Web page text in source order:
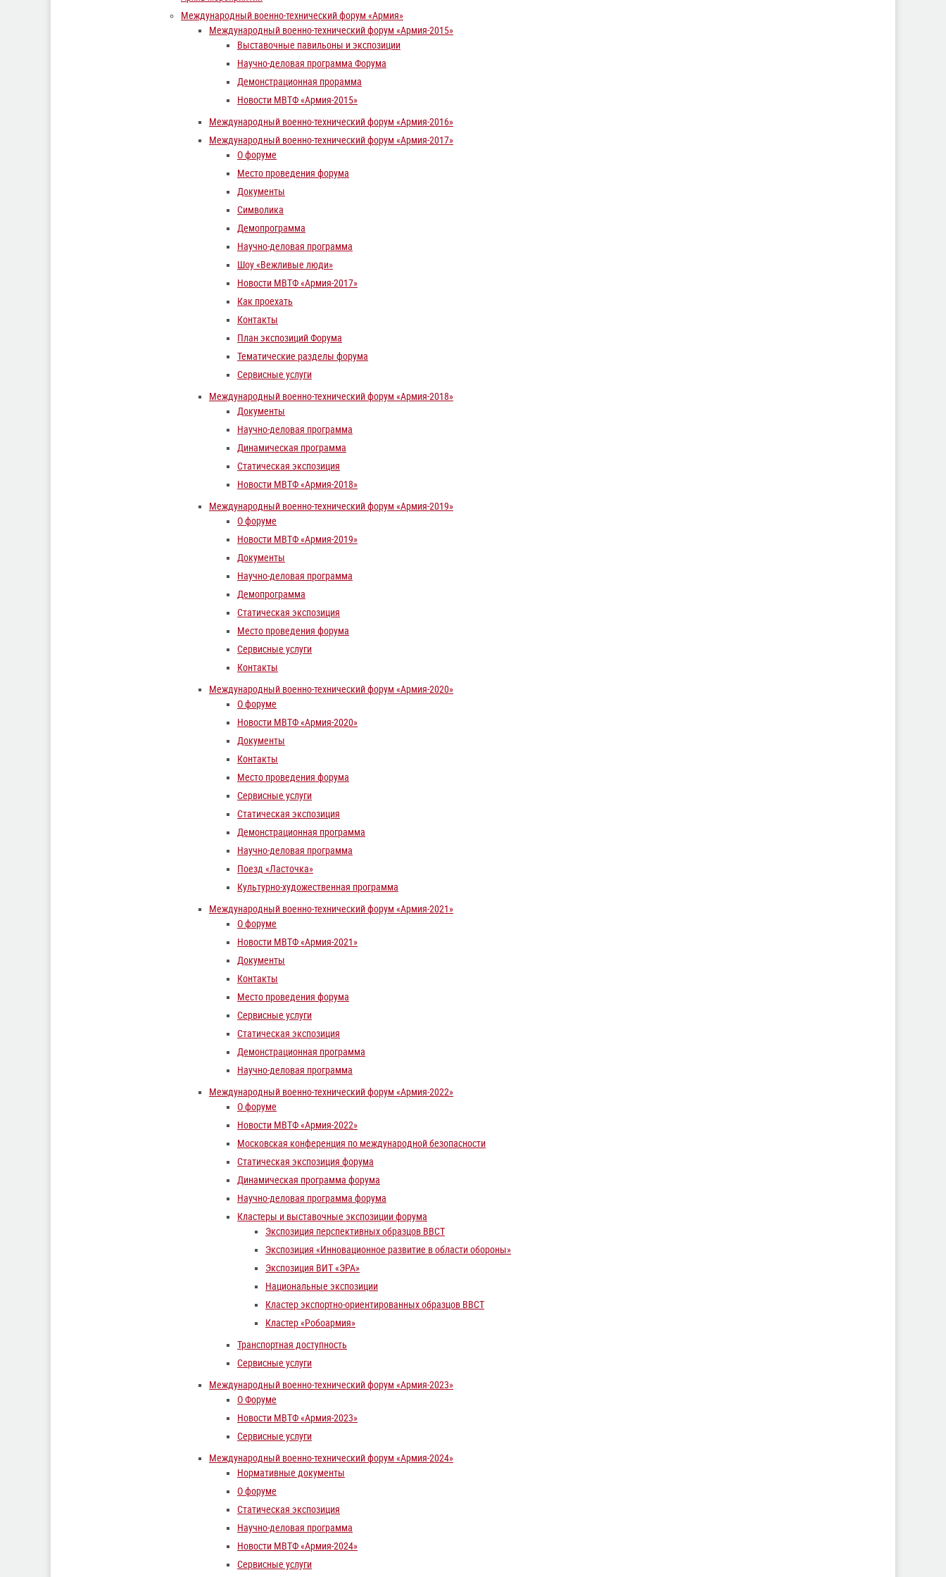
Международный военно-технический форум «Армия»
Международный военно-технический форум «Армия-2015»
Выставочные павильоны и экспозиции
Научно-деловая программа Форума
Демонстрационная прорамма
Новости МВТФ «Армия-2015»
Международный военно-технический форум «Армия-2016»
Международный военно-технический форум «Армия-2017»
О форуме
Место проведения форума
Документы
Символика
Демопрограмма
Научно-деловая программа
Шоу «Вежливые люди»
Новости МВТФ «Армия-2017»
Как проехать
Контакты
План экспозиций Форума
Тематические разделы форума
Сервисные услуги
Международный военно-технический форум «Армия-2018»
Документы
Научно-деловая программа
Динамическая программа
Статическая экспозиция
Новости МВТФ «Армия-2018»
Международный военно-технический форум «Армия-2019»
О форуме
Новости МВТФ «Армия-2019»
Документы
Научно-деловая программа
Демопрограмма
Статическая экспозиция
Место проведения форума
Сервисные услуги
Контакты
Международный военно-технический форум «Армия-2020»
О форуме
Новости МВТФ «Армия-2020»
Документы
Контакты
Место проведения форума
Сервисные услуги
Статическая экспозиция
Демонстрационная программа
Научно-деловая программа
Поезд «Ласточка»
Культурно-художественная программа
Международный военно-технический форум «Армия-2021»
О форуме
Новости МВТФ «Армия-2021»
Документы
Контакты
Место проведения форума
Сервисные услуги
Статическая экспозиция
Демонстрационная программа
Научно-деловая программа
Международный военно-технический форум «Армия-2022»
О форуме
Новости МВТФ «Армия-2022»
Московская конференция по международной безопасности
Статическая экспозиция форума
Динамическая программа форума
Научно-деловая программа форума
Кластеры и выставочные экспозиции форума
Экспозиция перспективных образцов ВВСТ
Экспозиция «Инновационное развитие в области обороны»
Экспозиция ВИТ «ЭРА»
Национальные экспозиции
Кластер экспортно-ориентированных образцов ВВСТ
Кластер «Робоармия»
Транспортная доступность
Сервисные услуги
Международный военно-технический форум «Армия-2023»
О Форуме
Новости МВТФ «Армия-2023»
Сервисные услуги
Международный военно-технический форум «Армия-2024»
Нормативные документы
О форуме
Статическая экспозиция
Научно-деловая программа
Новости МВТФ «Армия-2024»
Сервисные услуги